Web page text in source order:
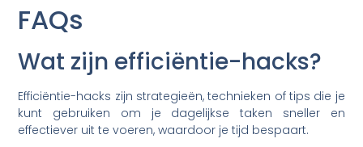
FAQs
Wat zijn efficiëntie-hacks?
Efficiëntie-hacks zijn strategieën, technieken of tips die je
kunt gebruiken om je dagelijkse taken sneller en
effectiever uit te voeren, waardoor je tijd bespaart.